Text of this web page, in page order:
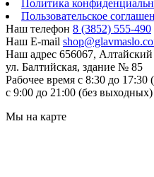
Политика
Пользовательское
Наш телефон 8 (3852) 555-490
Наш E-mail
Наш адрес 656067, Алтайский
ул. Балтийская, здание № 85
Рабочее время с 8:30 до 17:30
с 9:00 до 21:00 (без выходных)
Мы на карте